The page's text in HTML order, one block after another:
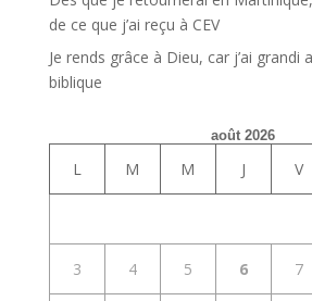
de ce que j’ai reçu à CEV
Je rends grâce à Dieu, car j’ai grandi
biblique
août 2026
L M M J V
3 4 5 6 7